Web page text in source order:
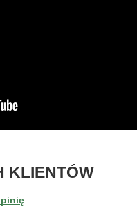
KLIENTÓWO